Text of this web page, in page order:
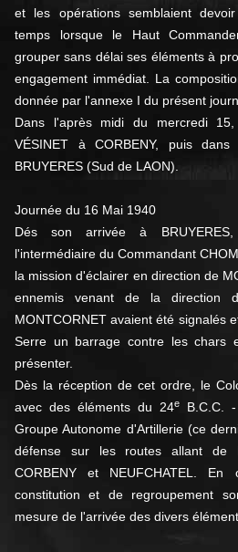
et les opérations semblaient
temps lorsque le Haut
grouper sans délai ses éléments à
engagement immédiat. La
donnée par l'annexe I du présent
Dans l'après midi du mercredi
VÉSINET à CORBENY, puis
BRUYERES (Sud de LAON).
Journée du 16 Mai 1940
Dés son arrivée à
l'intermédiaire du Commandant
la mission d'éclairer en direction de
ennemis venant de la direction
MONTCORNET avaient été signalés
Serre un barrage contre les chars
présenter.
Dès la réception de cet ordre, le
avec des éléments du 24eB.C.C.
Groupe Autonome d'Artillerie (ce
défense sur les routes allant de
CORBENY et NEUFCHATEL.
constitution et de regroupement
mesure de l'arrivée des divers